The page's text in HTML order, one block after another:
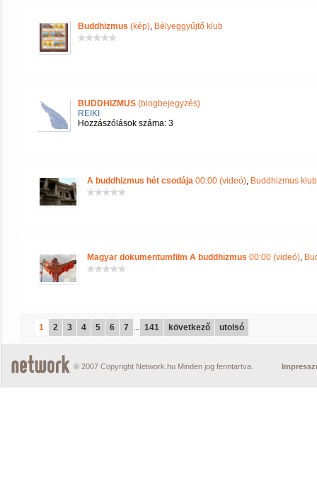
Buddhizmus (kép), Bélyeggyűjtő klub
BUDDHIZMUS (blogbejegyzés)
REIKI
Hozzászólások száma: 3
A buddhizmus hét csodája 00:00 (videó), Buddhizmus klub
Magyar dokumentumfilm A buddhizmus 00:00 (videó),
1 2 3 4 5 6 7 ... 141 következő utolsó
© 2007 Copyright Network.hu Minden jog fenntartva.